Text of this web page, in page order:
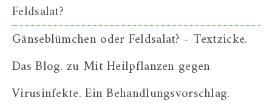
Feldsalat?
Gänseblümchen oder Feldsalat? - Textzicke.
Das Blog. zu Mit Heilpflanzen gegen
Virusinfekte. Ein Behandlungsvorschlag.